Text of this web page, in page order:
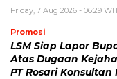
Friday, 7 Aug 2026 - 06:29
Promosi
LSM Siap Lapor
Atas Dugaan
PT Rosari Konsultan